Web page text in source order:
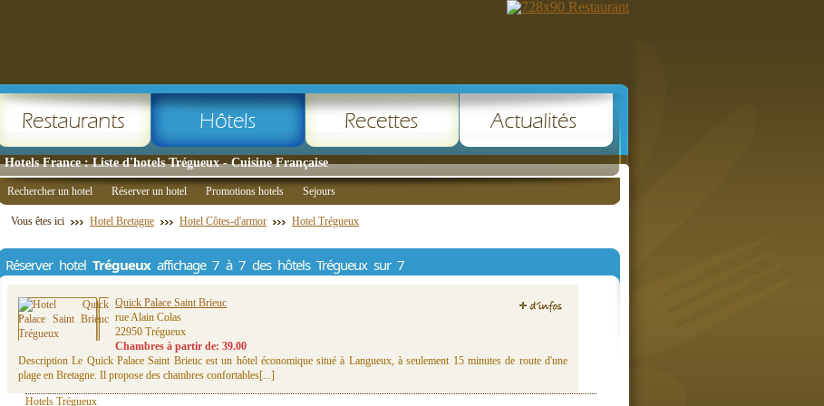
Hotels France : Liste d'hotels Trégueux - Cuisine Française
Rechercher un hotel Réserver un hotel Promotions hotels Sejours
Vous êtes ici Hotel Bretagne Hotel Côtes-d'armor Hotel Trégueux
Réserver hotel Trégueuxaffichage 7 à 7 des hôtels Trégueux sur 7
Quick Palace Saint Brieuc
rue Alain Colas
22950 Trégueux
Chambres à partir de: 39.00
Description Le Quick Palace Saint Brieuc est un hôtel économique situé à Langueux, à seulement 15 minutes de route d'une
plage en Bretagne. Il propose des chambres confortables[...]
Hotels Trégueux